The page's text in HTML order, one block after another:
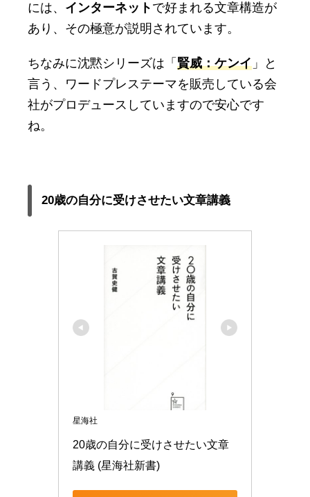
には、 インターネット で好まれる文章構造が
あり、その極意が説明されています。
ちなみに沈黙シリーズは「 賢威：ケンイ 」と
言う、ワードプレステーマを販売している会
社がプロデュースしていますので安心です
ね。
20歳の自分に受けさせたい文章講義
星海社
20歳の自分に受けさせたい文章
講義 (星海社新書)